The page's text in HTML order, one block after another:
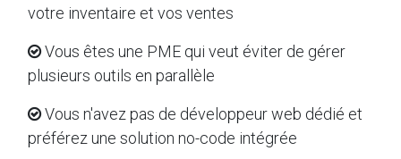
votre inventaire et vos ventes
Vous êtes une PME qui veut éviter de gérer
plusieurs outils en parallèle
Vous n'avez pas de développeur web dédié et
préférez une solution no-code intégrée